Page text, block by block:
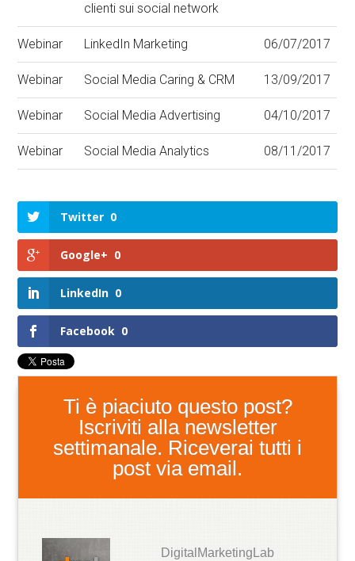
clienti sui social network
Webinar LinkedIn Marketing 06/07/2017
Webinar Social Media Caring & CRM 13/09/2017
Webinar Social Media Advertising 04/10/2017
Webinar Social Media Analytics 08/11/2017
Twitter 0
Google+ 0
LinkedIn 0
Facebook 0
Ti è piaciuto questo post?
Iscriviti alla newsletter
settimanale. Riceverai tutti i
post via email.
DigitalMarketingLab